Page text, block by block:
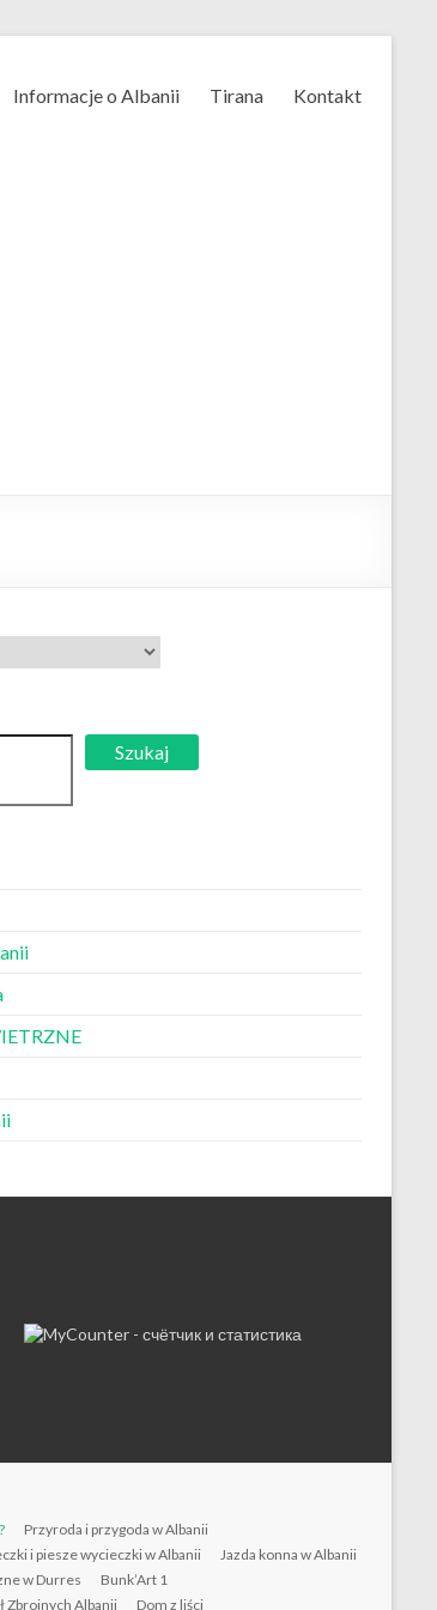
Informacje o Albanii Tirana Kontakt
Szukaj
Przyroda i przygoda w Albanii
i piesze wycieczki w Albanii
Jazda konna w Albanii
w Durres
Bunk’Art 1
Zbrojnych Albanii Dom z liści